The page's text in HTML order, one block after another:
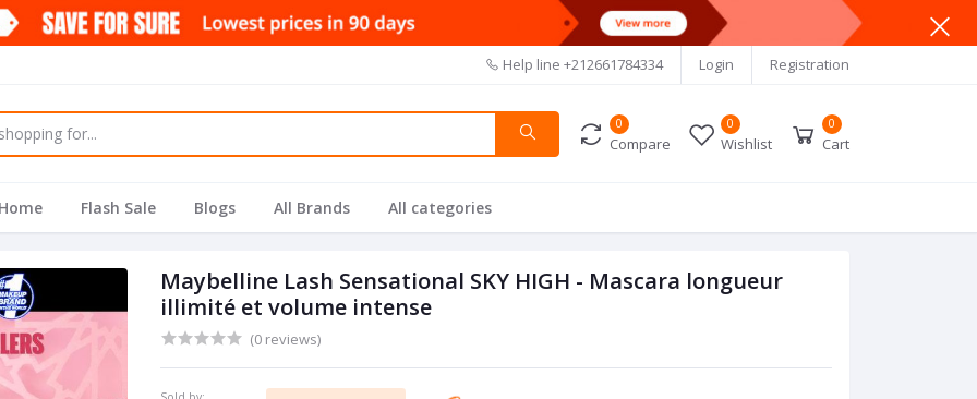
Help line +212661784334 Login Registration
0
Compare
0
Wishlist
0
Cart
Home Flash Sale Blogs All Brands All categories
Maybelline Lash Sensational SKY HIGH - Mascara longueur
illimité et volume intense
(0 reviews)